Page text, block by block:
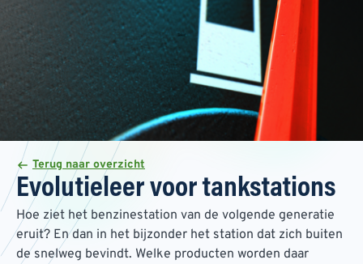
Terug naar overzicht
Evolutieleer voor tankstations
Hoe ziet het benzinestation van de volgende generatie
eruit? En dan in het bijzonder het station dat zich buiten
de snelweg bevindt. Welke producten worden daar